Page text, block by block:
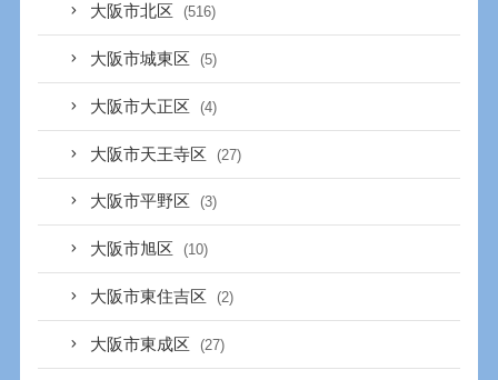
大阪市北区 (516)
大阪市城東区 (5)
大阪市大正区 (4)
大阪市天王寺区 (27)
大阪市平野区 (3)
大阪市旭区 (10)
大阪市東住吉区 (2)
大阪市東成区 (27)